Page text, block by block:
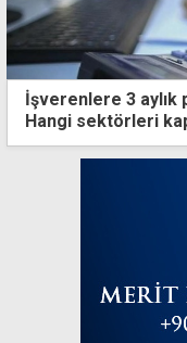
İşverenlere 3
Hangi sektörleri